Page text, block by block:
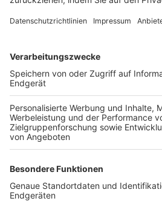
FOLGE DEM BFV
TOP-VEREINE
TOP-PARTNER